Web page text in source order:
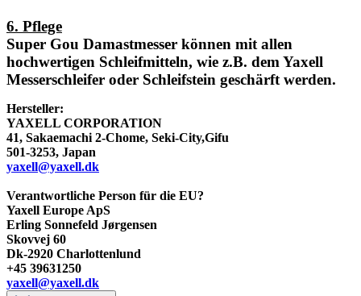
6. Pflege
Super Gou Damastmesser können mit allen
hochwertigen Schleifmitteln, wie z.B. dem Yaxell
Messerschleifer oder Schleifstein geschärft werden.
Hersteller:
YAXELL CORPORATION
41, Sakaemachi 2-Chome, Seki-City,Gifu
501-3253, Japan
yaxell@yaxell.dk
Verantwortliche Person für die EU?
Yaxell Europe ApS
Erling Sonnefeld Jørgensen
Skovvej 60
Dk-2920 Charlottenlund
+45 39631250
yaxell@yaxell.dk